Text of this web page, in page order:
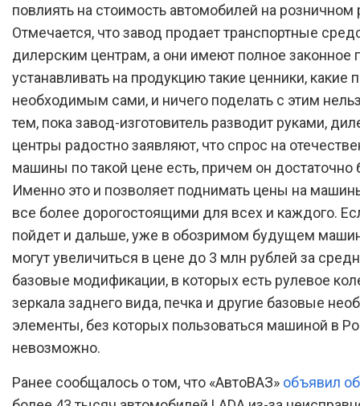
повлиять на стоимость автомобилей на розничном
Отмечается, что завод продает транспортные
дилерским центрам, а они имеют полное законное
устанавливать на продукцию такие ценники, какие
необходимым сами, и ничего поделать с этим
тем, пока завод-изготовитель разводит руками,
центры радостно заявляют, что спрос на
машины по такой цене есть, причем он достаточно
Именно это и позволяет поднимать цены на
все более дорогостоящими для всех и каждого.
пойдет и дальше, уже в обозримом будущем
могут увеличиться в цене до 3 млн рублей за
базовые модификации, в которых есть рулевое
зеркала заднего вида, печка и другие базовые
элементы, без которых пользоваться машиной в
невозможно.
Ранее сообщалось о том, что «АвтоВАЗ» объявил